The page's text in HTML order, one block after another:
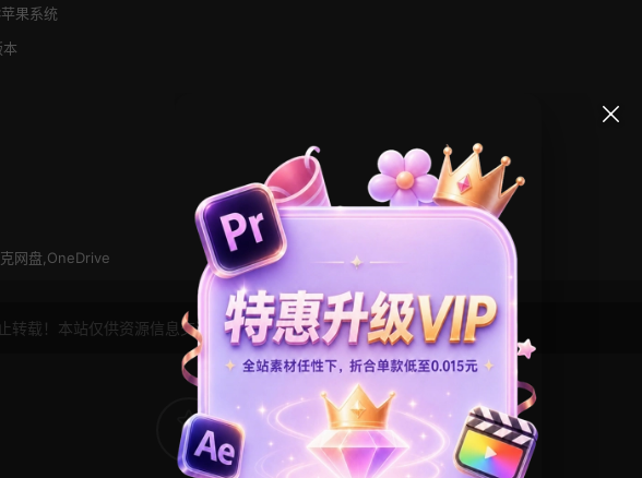
果系统
网盘,OneDrive
转载！本站仅供资源信息交流学习， 版权说明点此了解！
28 0